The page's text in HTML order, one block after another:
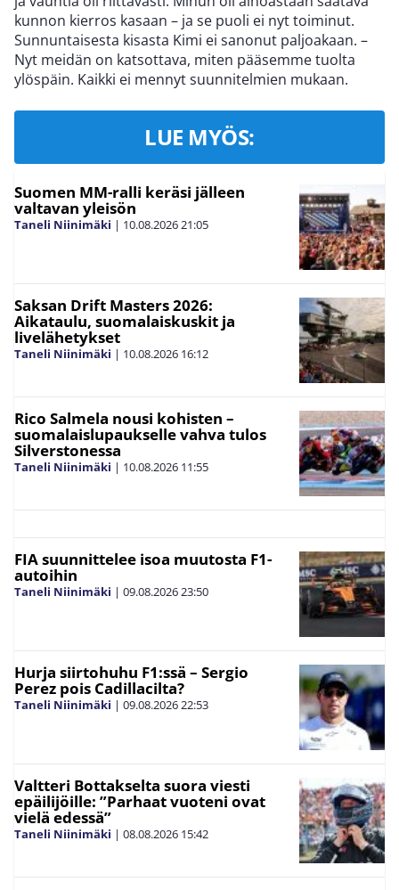
kunnon kierros kasaan – ja se puoli ei nyt toiminut.
Sunnuntaisesta kisasta Kimi ei sanonut paljoakaan. –
Nyt meidän on katsottava, miten pääsemme tuolta
ylöspäin. Kaikki ei mennyt suunnitelmien mukaan.
LUE MYÖS:
Suomen MM-ralli keräsi jälleen
valtavan yleisön
Taneli Niinimäki | 10.08.202621:05
Saksan Drift Masters 2026:
Aikataulu, suomalaiskuskit ja
livelähetykset
Taneli Niinimäki | 10.08.2026 16:12
Rico Salmela nousi kohisten –
suomalaislupaukselle vahva tulos
Silverstonessa
Taneli Niinimäki | 10.08.2026 11:55
FIA suunnittelee isoa muutosta F1-
autoihin
Taneli Niinimäki | 09.08.202623:50
Hurja siirtohuhu F1:ssä – Sergio
Perez pois Cadillacilta?
Taneli Niinimäki | 09.08.202622:53
Valtteri Bottakselta suora viesti
epäilijöille: ”Parhaat vuoteni ovat
vielä edessä”
Taneli Niinimäki | 08.08.2026 15:42